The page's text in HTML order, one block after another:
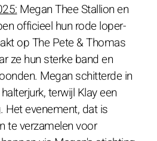
Megan Thee Stallion en
officieel hun rode loper-
op The Pete & Thomas
ze hun sterke band en
Megan schitterde in
terwijl Klay een
Het evenement, dat is
te verzamelen voor